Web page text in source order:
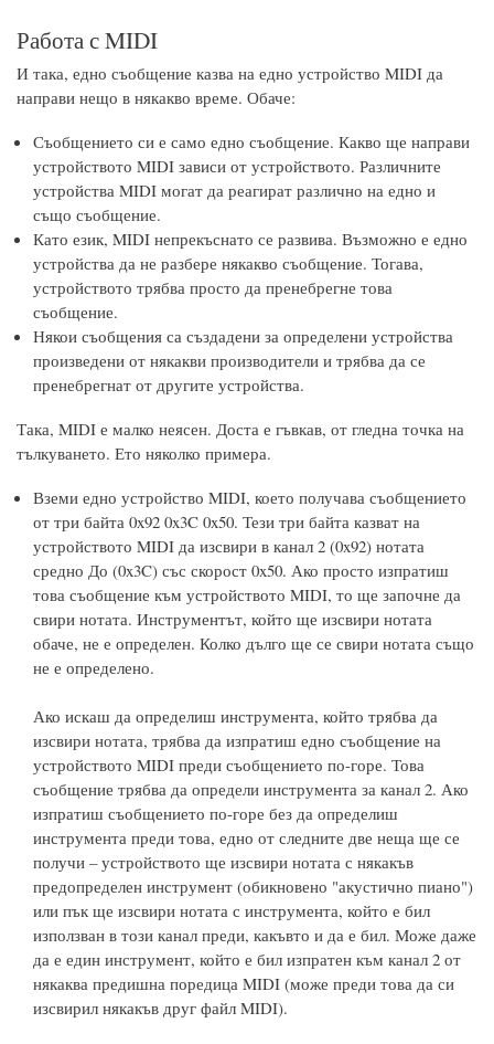
Работа с MIDI
И така, едно съобщение казва на едно устройство MIDI да
направи нещо в някакво време. Обаче:
Съобщението си е само едно съобщение. Какво ще направи
устройството MIDI зависи от устройството. Различните
устройства MIDI могат да реагират различно на едно и
също съобщение.
Като език, MIDI непрекъснато се развива. Възможно е едно
устройства да не разбере някакво съобщение. Тогава,
устройството трябва просто да пренебрегне това
съобщение.
Някои съобщения са създадени за определени устройства
произведени от някакви производители и трябва да се
пренебрегнат от другите устройства.
Така, MIDI е малко неясен. Доста е гъвкав, от гледна точка на
тълкуването. Ето няколко примера.
Вземи едно устройство MIDI, което получава съобщението
от три байта 0x92 0x3C 0x50. Тези три байта казват на
устройството MIDI да изсвири в канал 2 (0x92) нотата
средно До (0x3C) със скорост 0x50. Ако просто изпратиш
това съобщение към устройството MIDI, то ще започне да
свири нотата. Инструментът, който ще изсвири нотата
обаче, не е определен. Колко дълго ще се свири нотата също
не е определено.
Ако искаш да определиш инструмента, който трябва да
изсвири нотата, трябва да изпратиш едно съобщение на
устройството MIDI преди съобщението по-горе. Това
съобщение трябва да определи инструмента за канал 2. Ако
изпратиш съобщението по-горе без да определиш
инструмента преди това, едно от следните две неща ще се
получи – устройството ще изсвири нотата с някакъв
предопределен инструмент (обикновено "акустично пиано")
или пък ще изсвири нотата с инструмента, който е бил
използван в този канал преди, какъвто и да е бил. Може даже
да е един инструмент, който е бил изпратен към канал 2 от
някаква предишна поредица MIDI (може преди това да си
изсвирил някакъв друг файл MIDI).